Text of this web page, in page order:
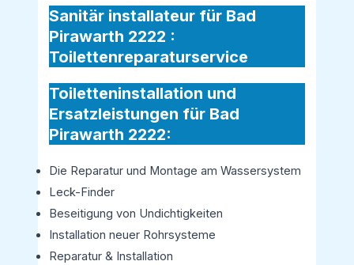
Sanitär installateur für Bad
Pirawarth 2222 :
Toilettenreparaturservice
Toiletteninstallation und
Ersatzleistungen für Bad
Pirawarth 2222:
Die Reparatur und Montage am Wassersystem
Leck-Finder
Beseitigung von Undichtigkeiten
Installation neuer Rohrsysteme
Reparatur & Installation